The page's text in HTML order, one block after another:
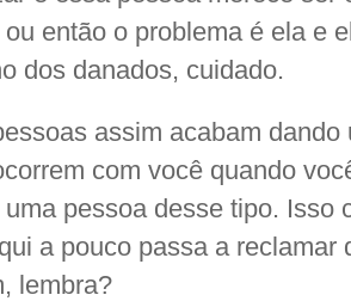
então o problema é ela e
dos danados, cuidado.
assim acabam
com você quando
pessoa desse tipo. Isso
a pouco passa a
lembra?